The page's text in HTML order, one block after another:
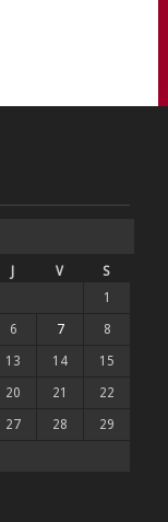
V S
1
6 7 8
13 14 15
20 21 22
27 28 29